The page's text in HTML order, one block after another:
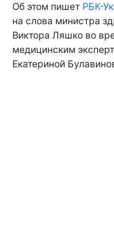
Об этом пишет РБК-
на слова министра
Виктора Ляшко во
медицинским
Екатериной